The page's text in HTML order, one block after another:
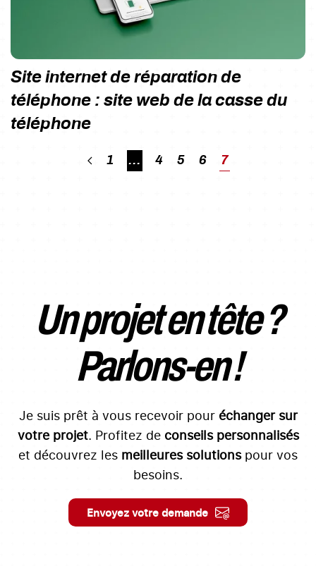
Site internet de réparation de
téléphone : site web de la casse du
téléphone
1 … 4 5 6 7
Un projet en tête ?
Parlons-en !
Je suis prêt à vous recevoir pour échanger sur
votre projet. Profitez de conseils personnalisés
et découvrez les meilleures solutionspour vos
besoins.
Envoyez votre demande